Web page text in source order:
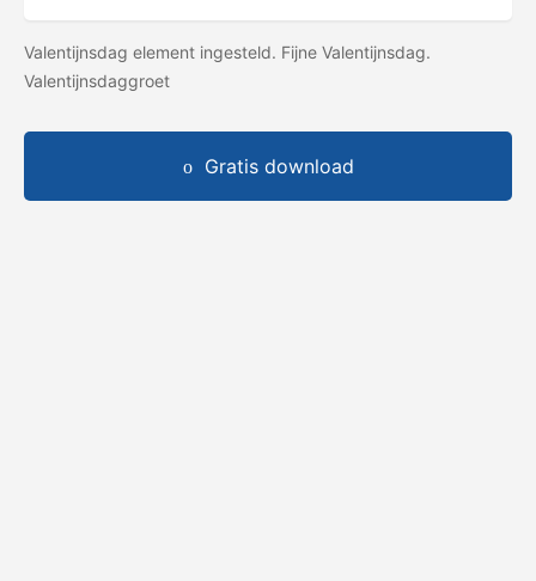
Valentijnsdag element ingesteld. Fijne Valentijnsdag.
Valentijnsdaggroet
Gratis download